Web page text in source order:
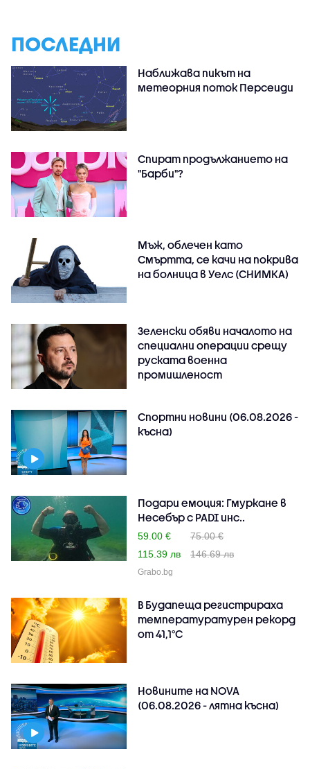
ПОСЛЕДНИ
Наближава пикът на
метеорния поток Персеиди
Спират продължанието на
"Барби"?
Мъж, облечен като
Смъртта, се качи на покрива
на болница в Уелс (СНИМКА)
Зеленски обяви началото на
специални операции срещу
руската военна
промишленост
Спортни новини (06.08.2026 -
късна)
Подари емоция: Гмуркане в
Несебър с PADI инс..
59.00 €
75.00 €
115.39 лв
146.69 лв
Grabo.bg
В Будапеща регистрираха
температуратурен рекорд
от 41,1°C
Новините на NOVA
(06.08.2026 - лятна късна)